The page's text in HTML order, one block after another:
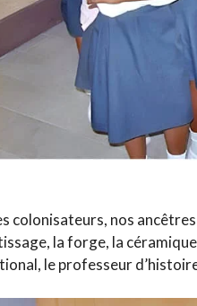
colonisateurs, nos
la forge, la
le professeur